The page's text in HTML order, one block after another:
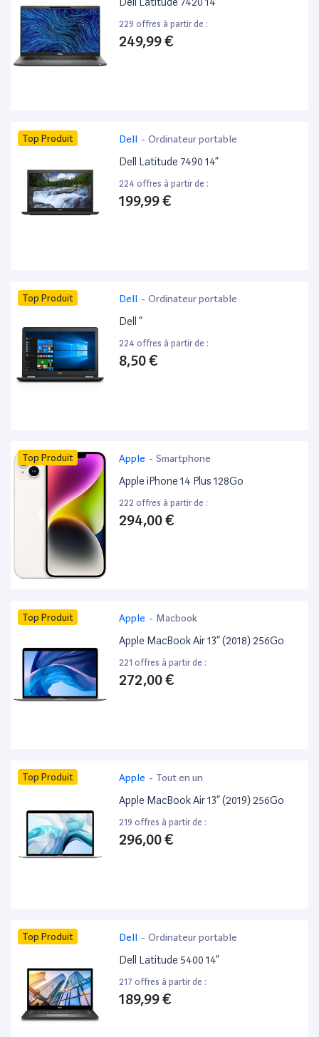
229 offres à partir de :
249,99 €
Top Produit Dell - Ordinateur portable
Dell Latitude 7490 14”
224 offres à partir de :
199,99 €
Top Produit Dell - Ordinateur portable
Dell ”
224 offres à partir de :
8,50 €
Top Produit Apple - Smartphone
Apple iPhone 14 Plus 128Go
222 offres à partir de :
294,00 €
Top Produit Apple - Macbook
Apple MacBook Air 13” (2018) 256Go
221 offres à partir de :
272,00 €
Top Produit Apple - Tout en un
Apple MacBook Air 13” (2019) 256Go
219 offres à partir de :
296,00 €
Top Produit Dell - Ordinateur portable
Dell Latitude 5400 14”
217 offres à partir de :
189,99 €